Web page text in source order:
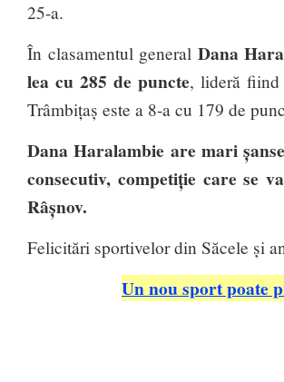
25-a.
În clasamentul general Dana
lea cu 285 de puncte, lideră fiind
Trâmbițaș este a 8-a cu 179 de
Dana Haralambie are mari
consecutiv, competiție care se
Râșnov.
Felicitări sportivelor din Săcele și
Un nou sport poate